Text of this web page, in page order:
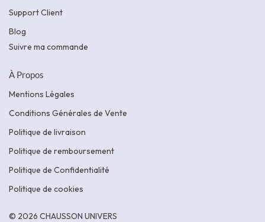
Support Client
Blog
Suivre ma commande
À Propos
Mentions Légales
Conditions Générales de Vente
Politique de livraison
Politique de remboursement
Politique de Confidentialité
Politique de cookies
© 2026 CHAUSSON UNIVERS